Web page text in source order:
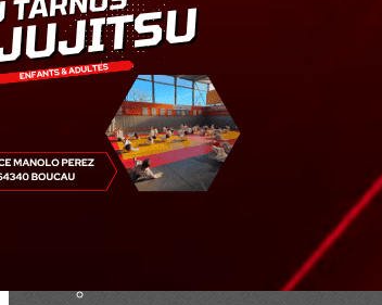
Ajoutez un logo, un bouton, des réseaux sociaux
Cliquez pour éditer